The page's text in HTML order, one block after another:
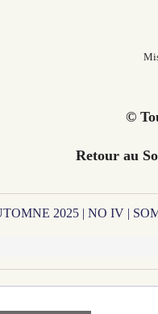
©
Retour au
2025 | NO IV |